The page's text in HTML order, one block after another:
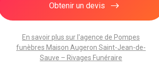
Obtenir un devis
En savoir plus sur l'agence de Pompes
funèbres Maison Augeron Saint-Jean-de-
Sauve – Rivages Funéraire